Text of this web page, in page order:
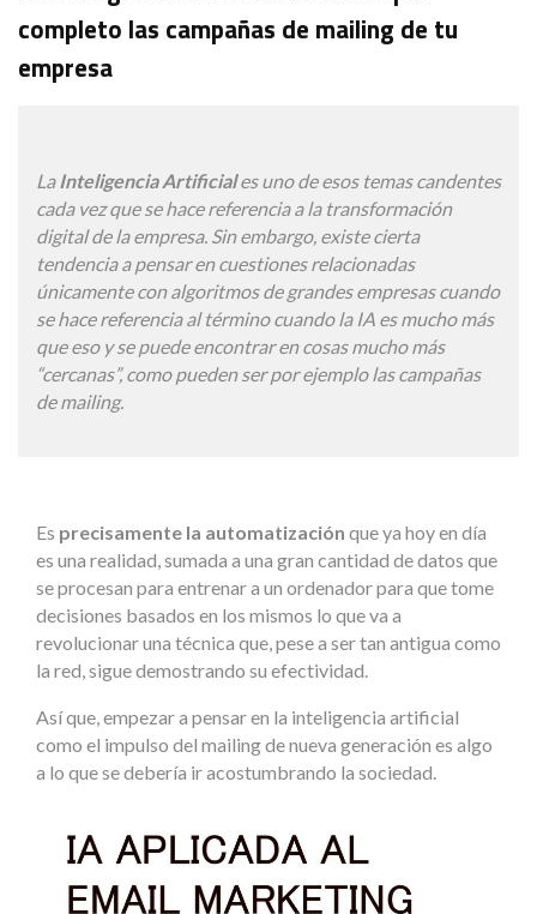
completo las campañas de mailing de tu
empresa
La Inteligencia Artificiales uno de esos temas candentes
cada vez que se hace referencia a la transformación
digital de la empresa. Sin embargo, existe cierta
tendencia a pensar en cuestiones relacionadas
únicamente con algoritmos de grandes empresas cuando
se hace referencia al término cuando la IA es mucho más
que eso y se puede encontrar en cosas mucho más
“cercanas”, como pueden ser por ejemplo las campañas
de mailing.
Es precisamente la automatización que ya hoy en día
es una realidad, sumada a una gran cantidad de datos que
se procesan para entrenar a un ordenador para que tome
decisiones basados en los mismos lo que va a
revolucionar una técnica que, pese a ser tan antigua como
la red, sigue demostrando su efectividad.
Así que, empezar a pensar en la inteligencia artificial
como el impulso del mailing de nueva generación es algo
a lo que se debería ir acostumbrando la sociedad.